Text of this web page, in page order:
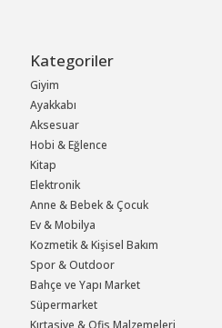
Kategoriler
Giyim
Ayakkabı
Aksesuar
Hobi & Eğlence
Kitap
Elektronik
Anne & Bebek & Çocuk
Ev & Mobilya
Kozmetik & Kişisel Bakım
Spor & Outdoor
Bahçe ve Yapı Market
Süpermarket
Kırtasiye & Ofis Malzemeleri